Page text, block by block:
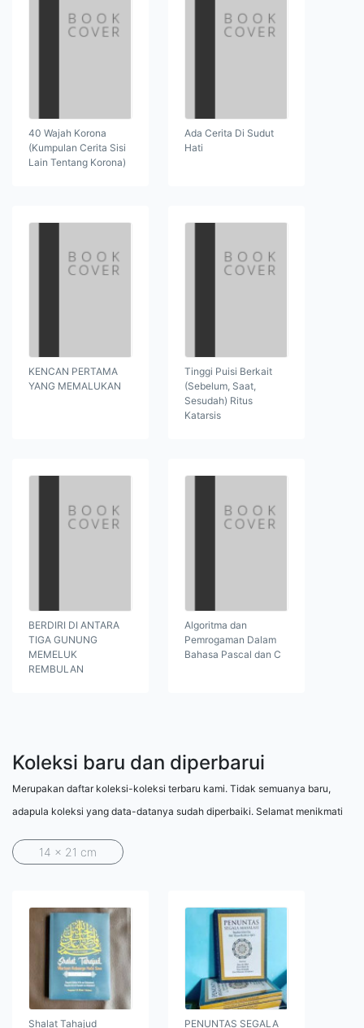
40 Wajah Korona
(Kumpulan Cerita Sisi
Lain Tentang Korona)
Ada Cerita Di Sudut
Hati
KENCAN PERTAMA
YANG MEMALUKAN
Tinggi Puisi Berkait
(Sebelum, Saat,
Sesudah) Ritus
Katarsis
BERDIRI DI ANTARA
TIGA GUNUNG
MEMELUK
REMBULAN
Algoritma dan
Pemrogaman Dalam
Bahasa Pascal dan C
Koleksi baru dan diperbarui
Merupakan daftar koleksi-koleksi terbaru kami. Tidak semuanya baru,
adapula koleksi yang data-datanya sudah diperbaiki. Selamat menikmati
14 x 21 cm
Shalat Tahajud PENUNTAS SEGALA